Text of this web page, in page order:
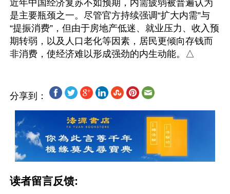
近年中国经济复苏不如预期，内需疲弱被普遍认为
是主要瓶颈之一。尽管官方持续强调“扩大内需”与
“提振消费”，但由于房地产低迷、就业压力、收入预
期转弱，以及人口老化等因素，居民更倾向存钱而
分享到：
读者留言反馈: